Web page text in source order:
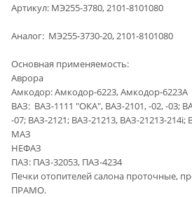
Артикул: МЭ255-3780, 2101-8101080
Аналог: МЭ255-3730-20, 2101-8101080
Основная применяемость:
Аврора
Амкодор: Амкодор-6223, Амкодор-6223А
ВАЗ: ВАЗ-1111 "ОКА", ВАЗ-2101, -02, -03;
-07; ВАЗ-2121; ВАЗ-21213, ВАЗ-21213-214i;
МАЗ
НЕФАЗ
ПАЗ: ПАЗ-32053, ПАЗ-4234
Печки отопителей салона проточные,
ПРАМО.